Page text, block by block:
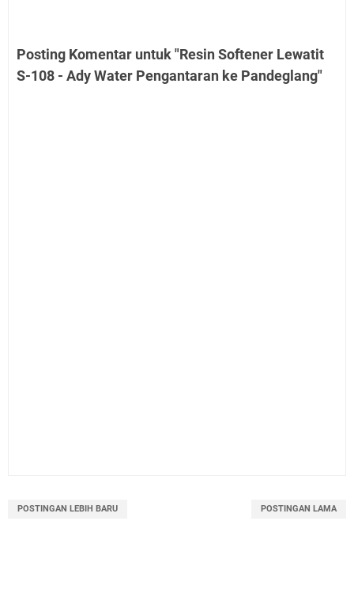
Posting Komentar untuk "Resin Softener Lewatit
S-108 - Ady Water Pengantaran ke Pandeglang"
POSTINGAN LEBIH BARU POSTINGAN LAMA